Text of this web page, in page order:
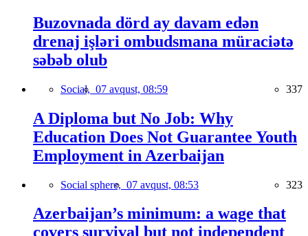
Buzovnada dörd ay davam edən
drenaj işləri ombudsmana müraciətə
səbəb olub
Social, 07 avqust, 08:59 337
A Diploma but No Job: Why
Education Does Not Guarantee Youth
Employment in Azerbaijan
Social sphere, 07 avqust, 08:53 323
Azerbaijan’s minimum: a wage that
covers survival but not independent